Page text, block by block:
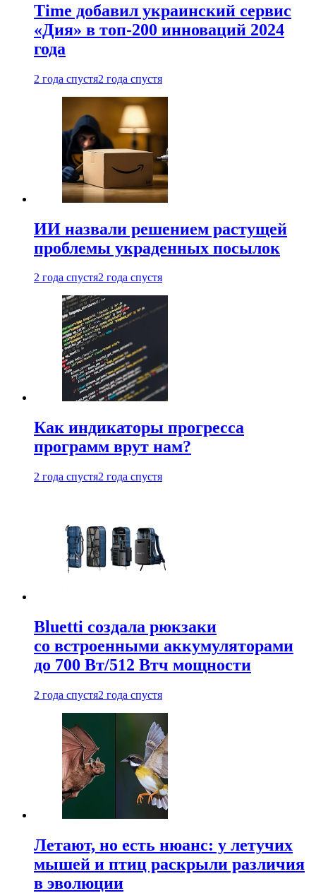
Time добавил украинский сервис
«Дия» в топ-200 инноваций 2024
года
2 года спустя2 года спустя
ИИ назвали решением растущей
проблемы украденных посылок
2 года спустя2 года спустя
Как индикаторы прогресса
программ врут нам?
2 года спустя2 года спустя
Bluetti создала рюкзаки
со встроенными аккумуляторами
до 700 Вт/512 Втч мощности
2 года спустя2 года спустя
Летают, но есть нюанс: у летучих
мышей и птиц раскрыли различия
в эволюции